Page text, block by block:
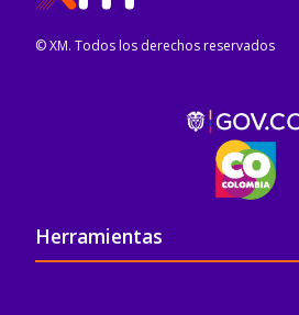
© XM. Todos los derechos reservados
Pie de página
Herramientas